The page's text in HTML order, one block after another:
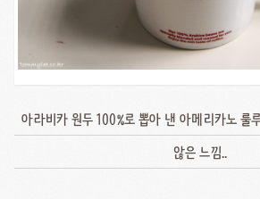
아라비카 원두 100%로 뽑아 낸 아메리카노 룰
않은 느낌..